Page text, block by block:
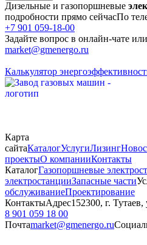
Дизельные и газопоршневые
подробности прямо сейчасПо
+7 901 059-18-00
Задайте вопрос в онлайн-чате
market@gmenergo.ru
Калькулятор
Карта
сайтаКаталогУслугиЛизинг
проектыО компанииКонтакты
КаталогГазопоршневые
электростанцииЗапасные части
обслуживаниеПроектирование
КонтактыАдрес152300, г.
8 901 059 18 00
Почтаmarket@gmenergo.ru